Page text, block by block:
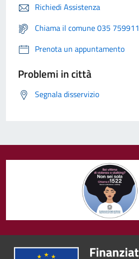
Richiedi Assistenza
Chiama il comune 035 759911
Prenota un appuntamento
Problemi in città
Segnala disservizio